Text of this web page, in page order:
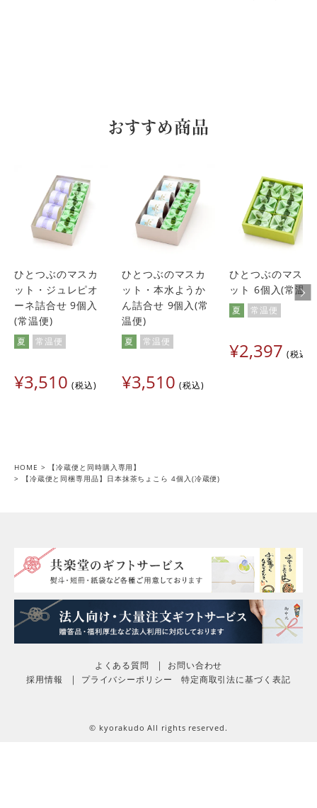
おすすめ商品
ひとつぶのマスカ
ット・ジュレピオ
ーネ詰合せ 9個入
(常温便)
夏 常温便
¥3,510 税込
ひとつぶのマスカ
ット・本水ようか
ん詰合せ 9個入(常
温便)
夏 常温便
¥3,510 税込
ひとつぶのマスカ
ット 6個入(常温
夏 常温便
¥2,397 税込
HOME
【冷蔵便と同時購入専用】
【冷蔵便と同梱専用品】日本抹茶ちょこら 4個入(冷蔵便)
よくある質問
お問い合わせ
採用情報
プライバシーポリシー 特定商取引法に基づく表記
© kyorakudo All rights reserved.